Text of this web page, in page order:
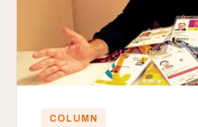
COLUMN